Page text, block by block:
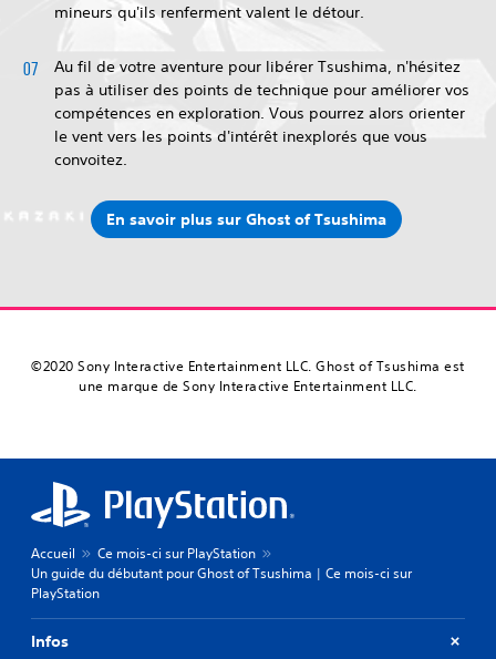
mineurs qu'ils renferment valent le détour.
Au fil de votre aventure pour libérer Tsushima, n'hésitez
pas à utiliser des points de technique pour améliorer vos
compétences en exploration. Vous pourrez alors orienter
le vent vers les points d'intérêt inexplorés que vous
convoitez.
En savoir plus sur Ghost of Tsushima
©2020 Sony Interactive Entertainment LLC. Ghost of Tsushima est
une marque de Sony Interactive Entertainment LLC.
Accueil
Ce mois-ci sur PlayStation
Un guide du débutant pour Ghost of Tsushima | Ce mois-ci sur
PlayStation
Infos